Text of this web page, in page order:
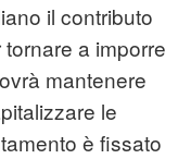
il contributo
a imporre
mantenere
le
è fissato